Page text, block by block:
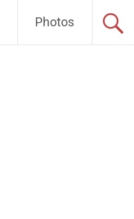
Photos